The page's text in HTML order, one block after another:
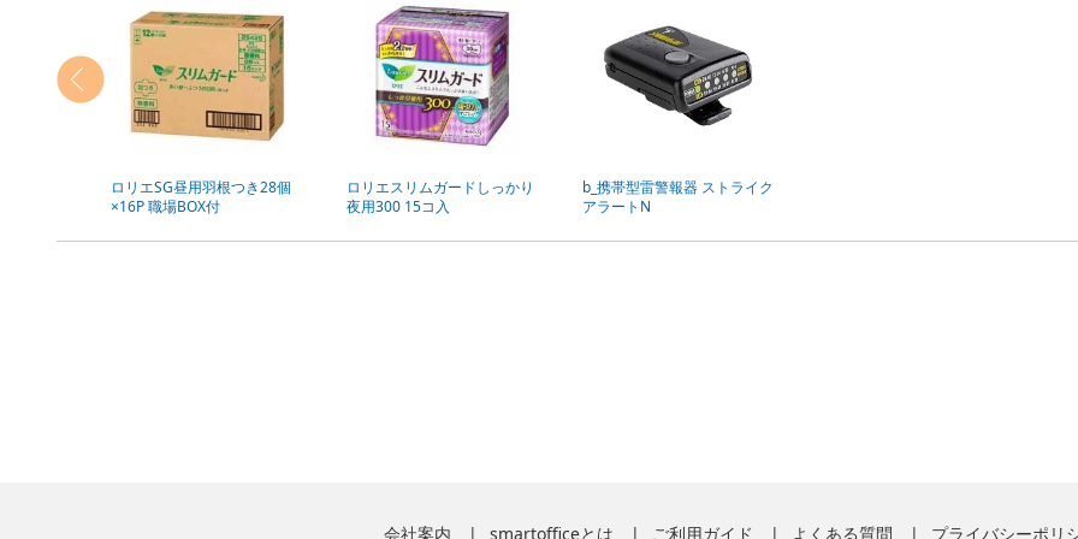
ロリエSG昼用羽根つき28個
×16P 職場BOX付
ロリエスリムガードしっかり
夜用300 15コ入
b_携帯型雷警報器 ストライク
アラートN
会社案内 smartofficeとは ご利用ガイド よくある質問 プライバシーポリ